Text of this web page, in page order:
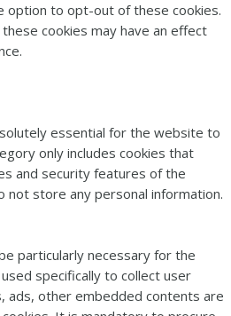
option to opt-out of these cookies.
cookies may have an effect
essential for the website to
only includes cookies that
and security features of the
not store any personal information.
particularly necessary for the
specifically to collect user
ads, other embedded contents are